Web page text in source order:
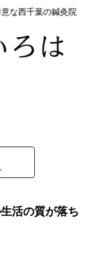
な西千葉の鍼灸院
活の質が落ち